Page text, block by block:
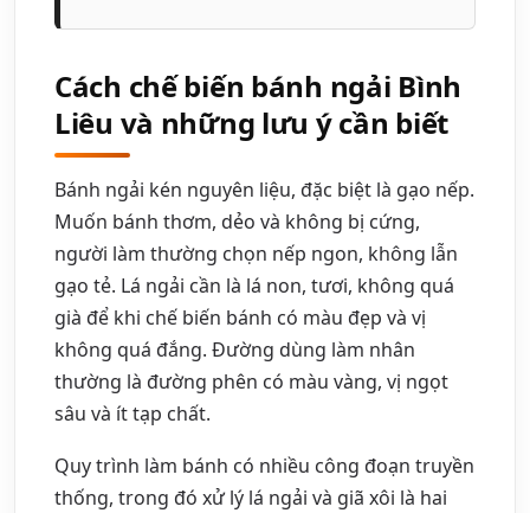
Cách chế biến bánh ngải Bình
Liêu và những lưu ý cần biết
Bánh ngải kén nguyên liệu, đặc biệt là gạo nếp.
Muốn bánh thơm, dẻo và không bị cứng,
người làm thường chọn nếp ngon, không lẫn
gạo tẻ. Lá ngải cần là lá non, tươi, không quá
già để khi chế biến bánh có màu đẹp và vị
không quá đắng. Đường dùng làm nhân
thường là đường phên có màu vàng, vị ngọt
sâu và ít tạp chất.
Quy trình làm bánh có nhiều công đoạn truyền
thống, trong đó xử lý lá ngải và giã xôi là hai